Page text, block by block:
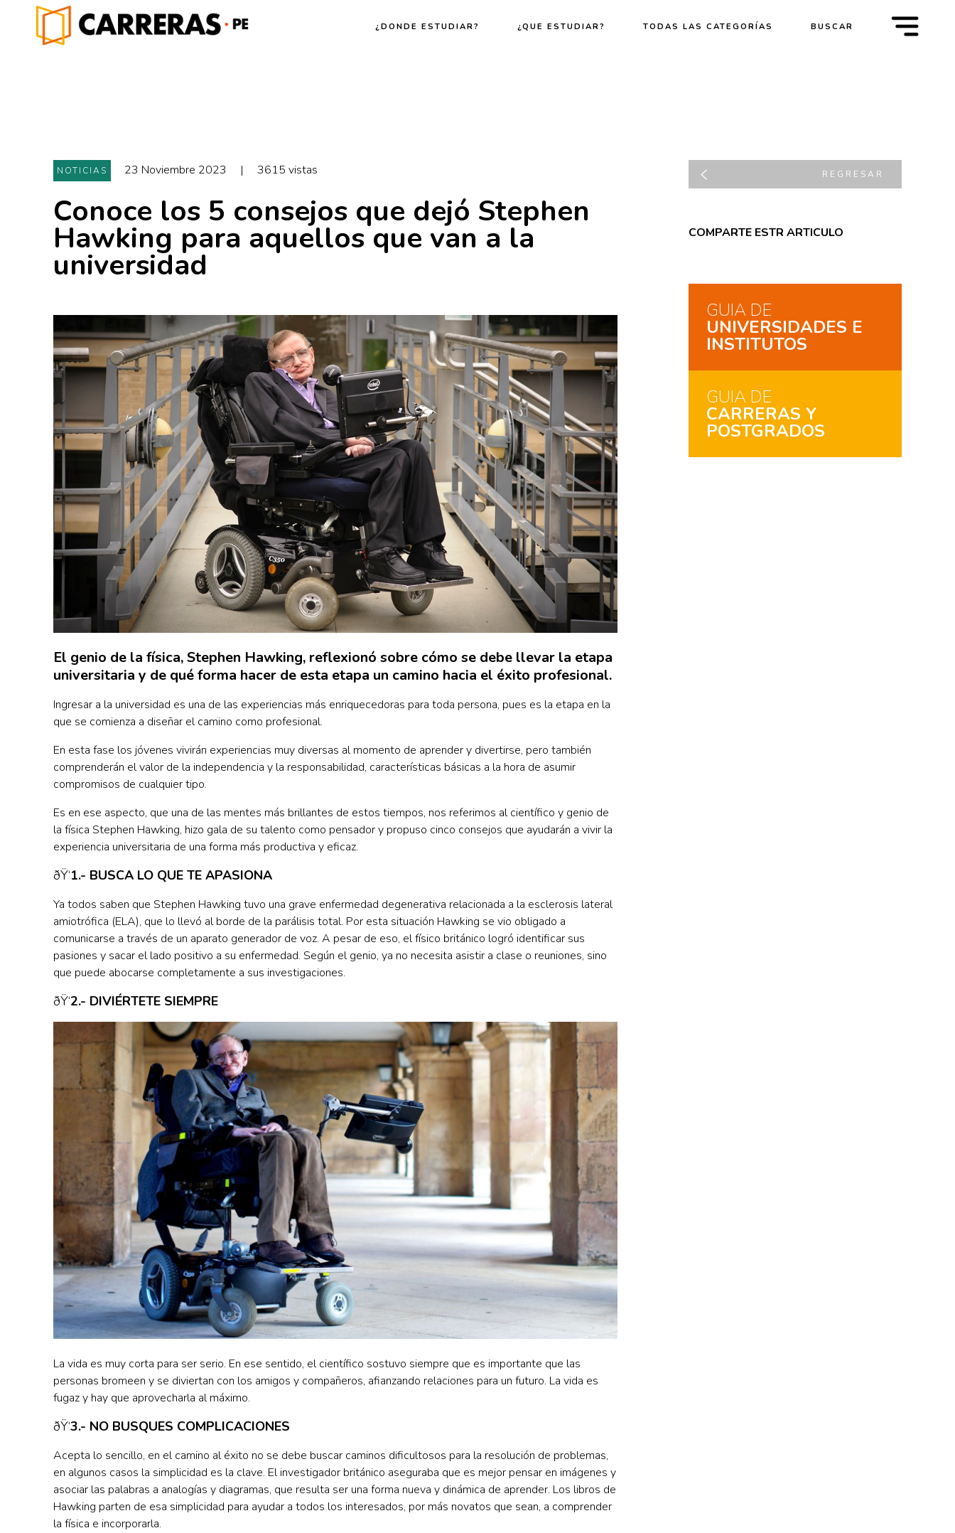
¿DONDE ESTUDIAR? ¿QUE ESTUDIAR? TODAS LAS CATEGORÍAS BUSCAR
m
NOTICIAS 23 Noviembre 2023 | 3615 vistas
Conoce los 5 consejos que dejó Stephen
Hawking para aquellos que van a la
universidad
El genio de la física, Stephen Hawking, reflexionó sobre cómo se debe llevar la etapa
universitaria y de qué forma hacer de esta etapa un camino hacia el éxito profesional.
Ingresar a la universidad es una de las experiencias más enriquecedoras para toda persona, pues es la etapa en la
que se comienza a diseñar el camino como profesional.
En esta fase los jóvenes vivirán experiencias muy diversas al momento de aprender y divertirse, pero también
comprenderán el valor de la independencia y la responsabilidad, características básicas a la hora de asumir
compromisos de cualquier tipo.
Es en ese aspecto, que una de las mentes más brillantes de estos tiempos, nos referimos al científico y genio de
la física Stephen Hawking, hizo gala de su talento como pensador y propuso cinco consejos que ayudarán a vivir la
experiencia universitaria de una forma más productiva y eficaz.
ðŸ‘1.- BUSCA LO QUE TE APASIONA
Ya todos saben que Stephen Hawking tuvo una grave enfermedad degenerativa relacionada a la esclerosis lateral
amiotrófica (ELA), que lo llevó al borde de la parálisis total. Por esta situación Hawking se vio obligado a
comunicarse a través de un aparato generador de voz. A pesar de eso, el físico británico logró identificar sus
pasiones y sacar el lado positivo a su enfermedad. Según el genio, ya no necesita asistir a clase o reuniones, sino
que puede abocarse completamente a sus investigaciones.
ðŸ‘2.- DIVIÉRTETE SIEMPRE
La vida es muy corta para ser serio. En ese sentido, el científico sostuvo siempre que es importante que las
personas bromeen y se diviertan con los amigos y compañeros, afianzando relaciones para un futuro. La vida es
fugaz y hay que aprovecharla al máximo.
ðŸ‘3.- NO BUSQUES COMPLICACIONES
Acepta lo sencillo, en el camino al éxito no se debe buscar caminos dificultosos para la resolución de problemas,
en algunos casos la simplicidad es la clave. El investigador británico aseguraba que es mejor pensar en imágenes y
asociar las palabras a analogías y diagramas, que resulta ser una forma nueva y dinámica de aprender. Los libros de
Hawking parten de esa simplicidad para ayudar a todos los interesados, por más novatos que sean, a comprender
la física e incorporarla.
REGRESAR
COMPARTE ESTR ARTICULO
GUIA DE
UNIVERSIDADES E
INSTITUTOS
GUIA DE
CARRERAS Y
POSTGRADOS